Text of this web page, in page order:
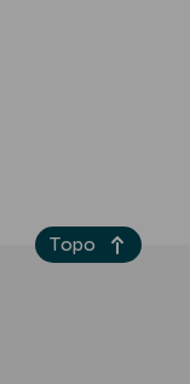
Topo